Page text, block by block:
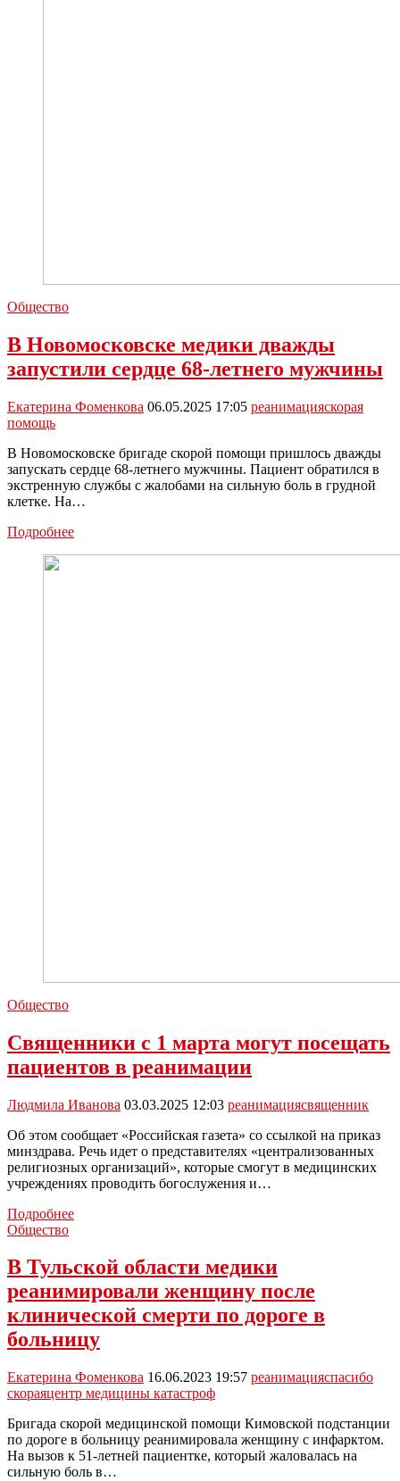
Общество
В Новомосковске медики дважды
запустили сердце 68-летнего мужчины
Екатерина Фоменкова 06.05.2025 17:05 реанимацияскорая
помощь
В Новомосковске бригаде скорой помощи пришлось дважды
запускать сердце 68-летнего мужчины. Пациент обратился в
экстренную службы с жалобами на сильную боль в грудной
клетке. На…
ПодробнееВ
Общество
Священники с 1 марта могут посещать
пациентов в реанимации
Людмила Иванова 03.03.2025 12:03 реанимациясвященник
Об этом сообщает «Российская газета» со ссылкой на приказ
минздрава. Речь идет о представителях «централизованных
религиозных организаций», которые смогут в медицинских
учреждениях проводить богослужения и…
ПодробнееСвященники
марта
могут
посещать
пациентов
в
реанимации
Общество
В Тульской области медики
реанимировали женщину после
клинической смерти по дороге в
больницу
Екатерина Фоменкова 16.06.2023 19:57 реанимацияспасибо
скораяцентр медицины катастроф
Бригада скорой медицинской помощи Кимовской подстанции
по дороге в больницу реанимировала женщину с инфарктом.
На вызов к 51-летней пациентке, который жаловалась на
сильную боль в…